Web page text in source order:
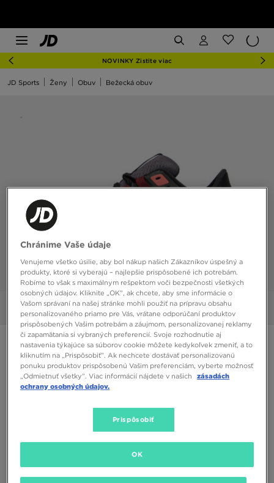
NOVINKY Zistite viac
JD Sports Ženy Obuv Bežecká obuv
Obrázky 360°
NIKE AIR ZOOM PEGASUS 38
115,00 €
Vybrať veľkosť
EU US
Chránime Vaše údaje
Venujeme všetko úsilie, aby bol nákup našich Zákazníkov úspešný a
produkty, ktoré si vyberajú – najlepšie prispôsobené ich potrebám.
Robíme to však s maximálnym rešpektom voči bezpečnosti všetkých
osobných údajov. Kliknite „OK”, ak chcete, aby sme informácie o
Vašom správaní na našej stránke mohli použiť na prípravu obsahu
personalizovaného priamo pre Vás, vrátane odporúčaní produktov
prispôsobených Vašim potrebám a záujmom, personalizovanej reklamy
či zapamätania si vybraných preferencií. Svoje rozhodnutie aj
nastavenia týkajúce sa súborov cookie môžete kedykoľvek zmeniť, a to
kliknutím na „Prispôsobiť”. Ak nechcete dostávať personalizovanú
ponuku produktov prispôsobenú Vašim preferenciám, vyberte možnosť
„Odmietnuť všetky”. Viac informácií nájdete v našich
zásadách
ochrany osobných údajov.
Prispôsobiť
OK